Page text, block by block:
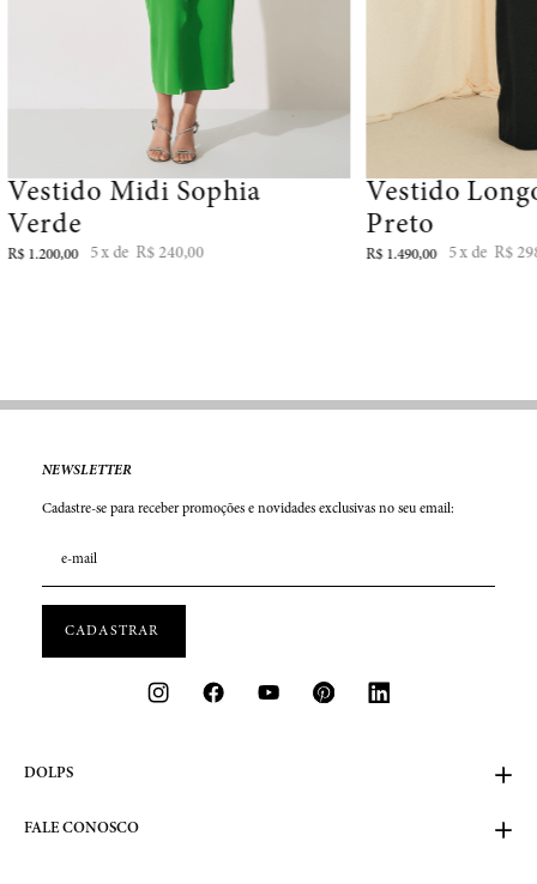
Vestido Midi Sophia
Verde
R$ 1.200,00 5 R$ 240,00
Vestido
Preto
R$ 1.490,00 5 R$
NEWSLETTER
Cadastre-se para receber promoções e novidades exclusivas no seu email:
DOLPS
FALE CONOSCO